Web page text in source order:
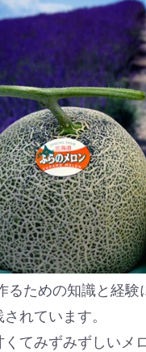
るための知識と経
れています。
てみずみずしいメ